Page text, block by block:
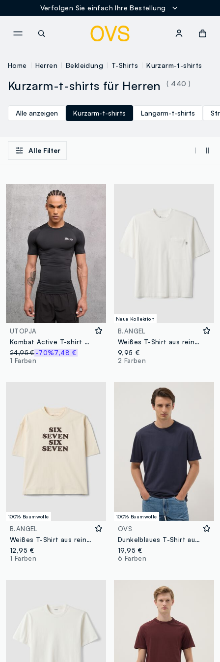
Verfolgen Sie einfach Ihre Bestellung
Home Herren Bekleidung T-Shirts Kurzarm-t-shirts
Kurzarm-t-shirts für Herren ( 440 )
Alle anzeigen Kurzarm-t-shirts Langarm-t-shirts
Alle Filter
UTOPJA
Kombat Active T-shirt Schwarz
24,95 €-70%7,48 €
1 Farben
Neue Kollektion
B.ANGEL
Weißes T-Shirt aus reiner Baumwolle mit Rundhalsausschnitt und Brusttasche, Boxy Fit
9,95 €
2 Farben
100% Baumwolle
B.ANGEL
Weißes T-Shirt aus reiner Baumwolle mit Six Seven Frontprint, Boxy Fit
12,95 €
1 Farben
100% Baumwolle
OVS
Dunkelblaues T-Shirt aus reiner Baumwolle im Relaxed Fit
19,95 €
6 Farben